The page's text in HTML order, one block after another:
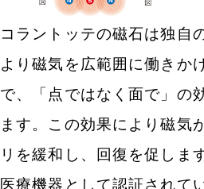
コラントッテの磁石は独自
より磁気を広範囲に働きか
で、「点ではなく面で」の
ます。この効果により磁気
リを緩和し、回復を促します
医療機器として認証されて